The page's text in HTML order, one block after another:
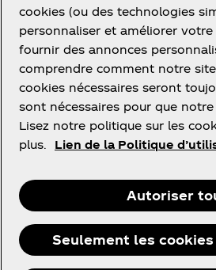
Informations légales
cookies (ou des technologies
personnaliser et améliorer votre
fournir des annonces
comprendre comment notre
cookies nécessaires seront
sont nécessaires pour que
Lisez notre politique sur les
plus.
Lien de la Politique
Autoriser
Seulement les